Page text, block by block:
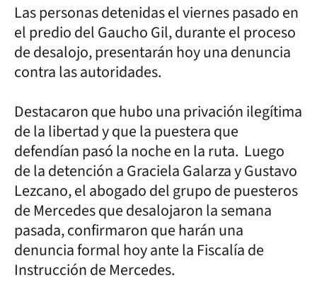
Las personas detenidas el viernes pasado en
el predio del Gaucho Gil, durante el proceso
de desalojo, presentarán hoy una denuncia
contra las autoridades.
Destacaron que hubo una privación ilegítima
de la libertad y que la puestera que
defendían pasó la noche en la ruta. Luego
de la detención a Graciela Galarza y Gustavo
Lezcano, el abogado del grupo de puesteros
de Mercedes que desalojaron la semana
pasada, confirmaron que harán una
denuncia formal hoy ante la Fiscalía de
Instrucción de Mercedes.